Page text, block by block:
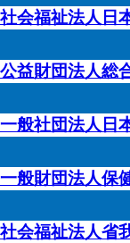
社会福祉法人日
公益財団法人総
一般社団法人日
一般財団法人保
社会福祉法人省